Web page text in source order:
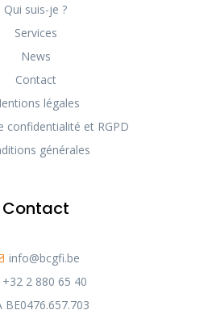
Qui suis-je ?
Services
News
Contact
légales
confidentialité et RGPD
générales
Contact
info@bcgfi.be
+32 2 880 65 40
BE0476.657.703